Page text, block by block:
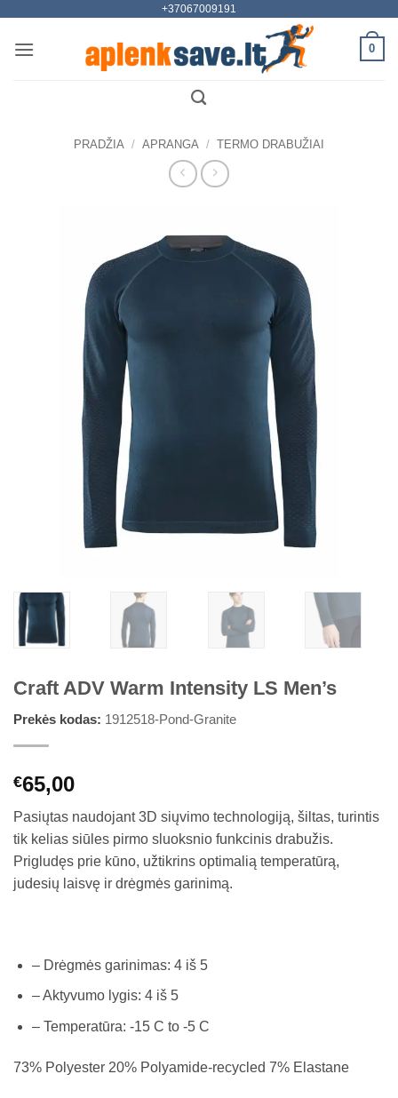
content
+37067009191
0
PRADŽIA / APRANGA / TERMO DRABUŽIAI
Craft ADV Warm Intensity LS Men’s
Prekės kodas: 1912518-Pond-Granite
€65,00
Pasiųtas naudojant 3D siųvimo technologiją, šiltas, turintis
tik kelias siūles pirmo sluoksnio funkcinis drabužis.
Prigludęs prie kūno, užtikrins optimalią temperatūrą,
judesių laisvę ir drėgmės garinimą.
– Drėgmės garinimas: 4 iš 5
– Aktyvumo lygis: 4 iš 5
– Temperatūra: -15 C to -5 C
73% Polyester 20% Polyamide-recycled 7% Elastane